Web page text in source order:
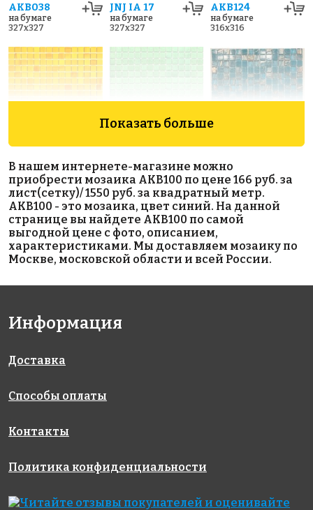
AKB038
на бумаге
327x327
JNJ IA 17
на бумаге
327x327
AKB124
на бумаге
316x316
AKB034
на бумаге
327x327
AKB094
на бумаге
327x327
AKB129
на бумаге
316x316
5694 руб./м²
327x327
1950 руб./м²
AKB086
AKB128
AKB017
Показать больше
В нашем интернете-магазине можно
приобрести мозаика AKB100 по цене 166 руб. за
лист(сетку)/ 1550 руб. за квадратный метр.
AKB100 - это мозаика, цвет синий. На данной
странице вы найдете AKB100 по самой
выгодной цене с фото, описанием,
характеристиками. Мы доставляем мозаику по
Москве, московской области и всей России.
Информация
Доставка
Способы оплаты
Контакты
Политика конфиденциальности